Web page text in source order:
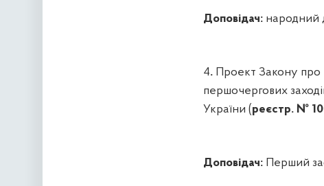
Доповідач:народний
4. Проект Закону про
першочергових
України (реєстр. №
Доповідач:Перший